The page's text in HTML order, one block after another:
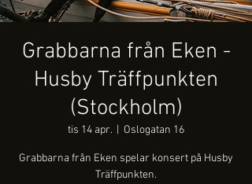
Grabbarna från Eken -
Husby Träffpunkten
(Stockholm)
tis 14 apr. Oslogatan 16
Grabbarna från Eken spelar konsert på Husby
Träffpunkten.